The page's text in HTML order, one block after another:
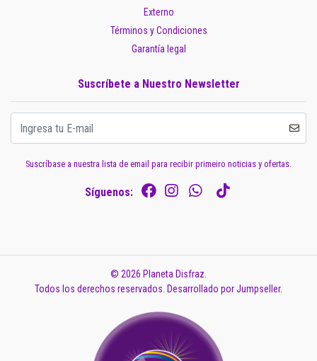
Externo
Términos y Condiciones
Garantía legal
Suscríbete a Nuestro Newsletter
Suscríbase a nuestra lista de email para recibir primeiro noticias y ofertas.
Síguenos:
© 2026 Planeta Disfraz.
Todos los derechos reservados. Desarrollado por Jumpseller.